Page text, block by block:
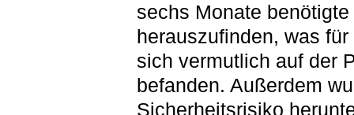
sechs Monate benötigte
herauszufinden, was für
sich vermutlich auf der
befanden. Außerdem
Sicherheitsrisiko